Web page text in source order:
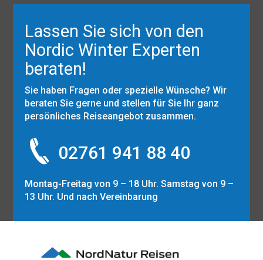
Lassen Sie sich von den
Nordic Winter Experten
beraten!
Sie haben Fragen oder spezielle Wünsche? Wir
beraten Sie gerne und stellen für Sie Ihr ganz
persönliches Reiseangebot zusammen.
02761 941 88 40
Montag-Freitag von 9 – 18 Uhr. Samstag von 9 –
13 Uhr. Und nach Vereinbarung